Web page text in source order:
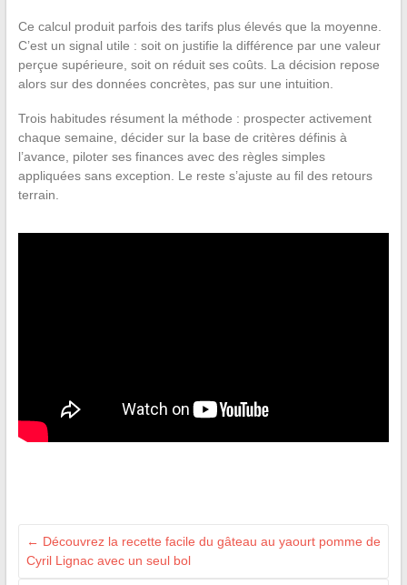
Ce calcul produit parfois des tarifs plus élevés que la moyenne.
C’est un signal utile : soit on justifie la différence par une valeur
perçue supérieure, soit on réduit ses coûts. La décision repose
alors sur des données concrètes, pas sur une intuition.
Trois habitudes résument la méthode : prospecter activement
chaque semaine, décider sur la base de critères définis à
l’avance, piloter ses finances avec des règles simples
appliquées sans exception. Le reste s’ajuste au fil des retours
terrain.
← Découvrez la recette facile du gâteau au yaourt pomme de
Cyril Lignac avec un seul bol